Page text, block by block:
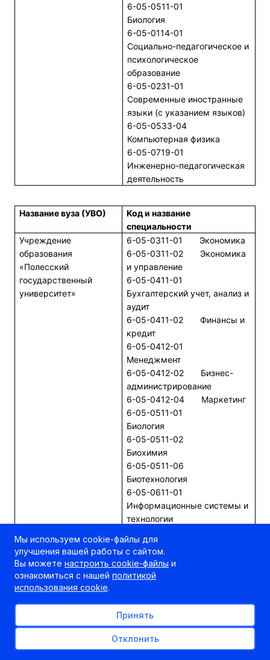
6-05-0511-01
Биология
6-05-0114-01
Социально-педагогическое и
психологическое
образование
6-05-0231-01
Современные иностранные
языки (с указанием языков)
6-05-0533-04
Компьютерная физика
6-05-0719-01
Инженерно-педагогическая
деятельность
Название вуза (УВО)
Код и название
специальности
Учреждение
образования
«Полесский
государственный
университет»
6-05-0311-01 Экономика
6-05-0311-02 Экономика
и управление
6-05-0411-01
Бухгалтерский учет, анализ и
аудит
6-05-0411-02 Финансы и
кредит
6-05-0412-01
Менеджмент
6-05-0412-02 Бизнес-
администрирование
6-05-0412-04 Маркетинг
6-05-0511-01
Биология
6-05-0511-02
Биохимия
6-05-0511-06
Биотехнология
6-05-0611-01
Информационные системы и
технологии
Инженерная экономика
6-05-0831-01
Водные биоресурсы и
Физическая культура
6-05-1012-02
Тренерская деятельность (с
указанием вида спорта)
Мы используем cookie-файлы для
улучшения вашей работы с сайтом.
Вы можете настроить cookie-файлы и
ознакомиться с нашей политикой
использования cookie.
Принять
Отклонить